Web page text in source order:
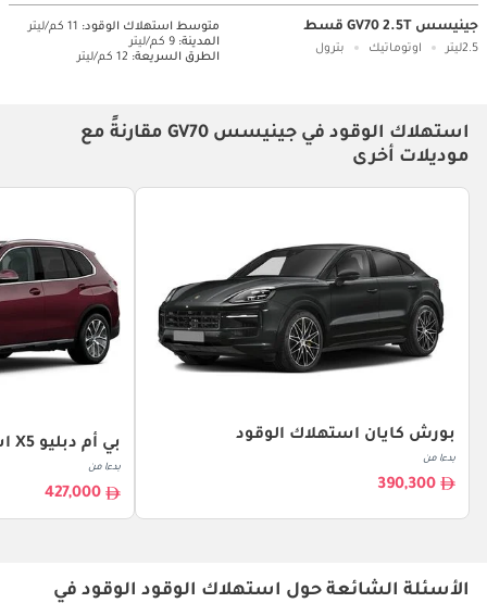
جينيسس GV70 2.5T قسط
2.5ليتر اوتوماتيك بترول
متوسط ​​استهلاك الوقود: 11 كم/ليتر
المدينة: 9 كم/ليتر
الطرق السريعة: 12 كم/ليتر
استهلاك الوقود في جينيسس GV70 مقارنةً مع
موديلات أخرى
بورش كايان استهلاك الوقود
بدءا من
390,300
بي أم دبليو X5 استهلاك الوقود
بدءا من
427,000
الأسئلة الشائعة حول استهلاك الوقود الوقود في